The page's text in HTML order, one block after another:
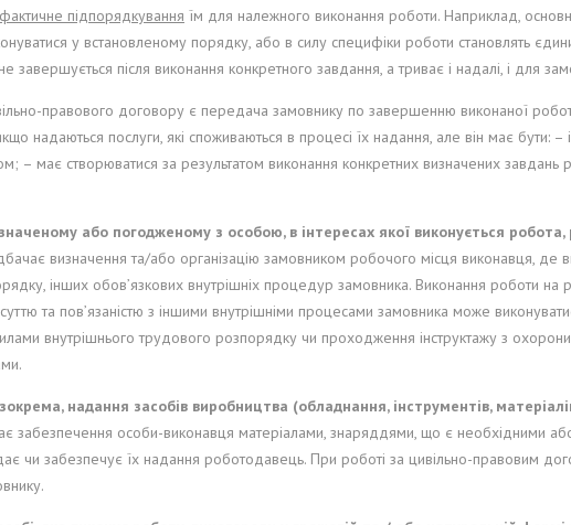
фактичне підпорядкування їм для належного виконання роботи. Наприклад,
у встановленому порядку, або в силу специфіки роботи становлять
після виконання конкретного завдання, а триває і надалі, і для
правового договору є передача замовнику по завершенню виконаної
надаються послуги, які споживаються в процесі їх надання, але він має бути:
– має створюватися за результатом виконання конкретних визначених
або погодженому з особою, в інтересах якої виконується
визначення та/або організацію замовником робочого місця виконавця,
інших обов’язкових внутрішніх процедур замовника. Виконання роботи
та пов’язаністю з іншими внутрішніми процесами замовника може
внутрішнього трудового розпорядку чи проходження інструктажу з
надання засобів виробництва (обладнання, інструментів,
забезпечення особи-виконавця матеріалами, знаряддями, що є необхідними
чи забезпечує їх надання роботодавець. При роботі за цивільно-правовим